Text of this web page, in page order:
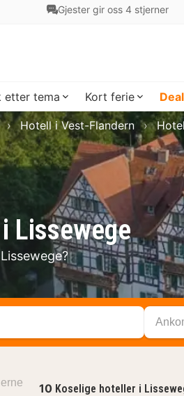
Gjester gir oss 4 stjerner
etter tema Kort ferie
Lissewege
Hotell i Vest-Flandern
10 Koselige hoteller i